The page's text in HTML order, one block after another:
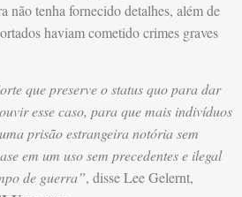
não tenha fornecido detalhes, além de
haviam cometido crimes graves
que preserve o status quo para dar
esse caso, para que mais indivíduos
prisão estrangeira notória sem
em um uso sem precedentes e ilegal
de guerra”, disse Lee Gelernt,